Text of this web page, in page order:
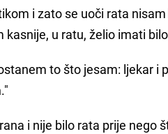
i zato se uoči rata
u ratu, želio imati
to što jesam: ljekar i
i nije bilo rata prije nego